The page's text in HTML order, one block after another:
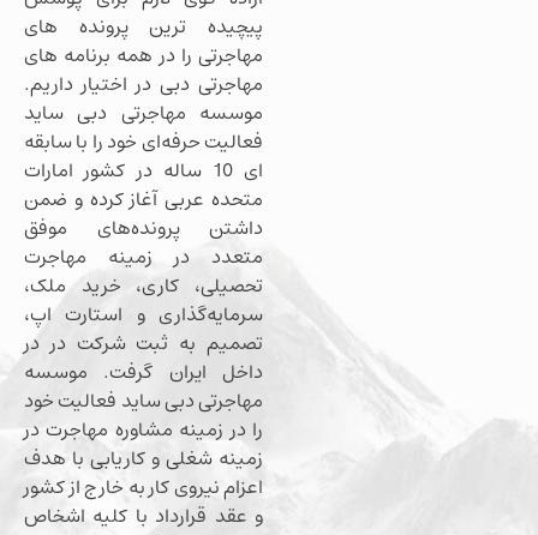
پیچیده ترین پرونده های
مهاجرتی را در همه برنامه های
مهاجرتی دبی در اختیار داریم.
موسسه مهاجرتی دبی ساید
فعالیت حرفه‌ای خود را با سابقه
ای 10 ساله در کشور امارات
متحده عربی آغاز کرده و ضمن
داشتن پرونده‌های موفق
متعدد در زمینه مهاجرت
تحصیلی، کاری، خرید ملک،
سرمایه‌گذاری و استارت اپ،
تصمیم به ثبت شرکت در در
داخل ایران گرفت. موسسه
مهاجرتی دبی ساید فعالیت خود
را در زمینه مشاوره مهاجرت در
زمینه شغلی و کاریابی با هدف
اعزام نیروی کار به خارج از کشور
و عقد قرارداد با کلیه اشخاص